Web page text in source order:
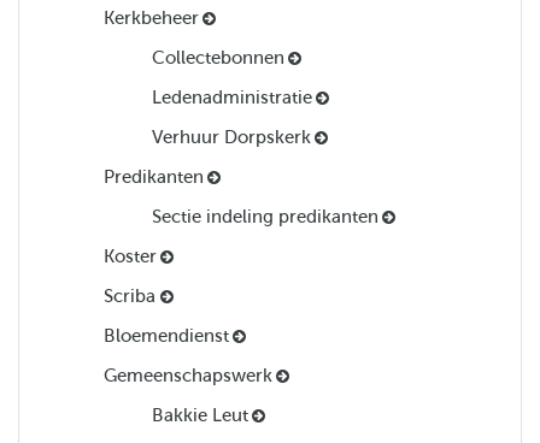
Kerkbeheer
Collectebonnen
Ledenadministratie
Verhuur Dorpskerk
Predikanten
Sectie indeling predikanten
Koster
Scriba
Bloemendienst
Gemeenschapswerk
Bakkie Leut